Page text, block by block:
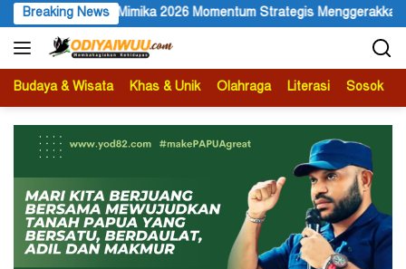
Langsung
ke
konten
Breaking News
Strategis Menggerakkan Ekonomi Warga
Budaya & Wisata Khas & Unik Olahraga Literasi Sosok